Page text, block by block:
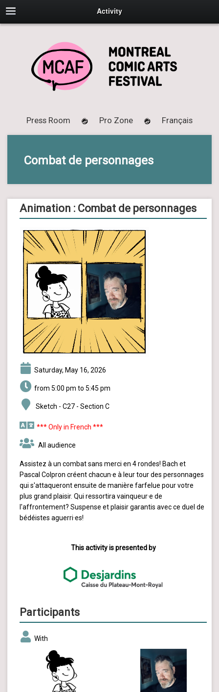
Activity
Press Room Pro Zone Français
Combat de personnages
Animation : Combat de personnages
Saturday, May 16, 2026
from 5:00 pm to 5:45 pm
Sketch - C27 - Section C
*** Only in French ***
All audience
Assistez à un combat sans merci en 4 rondes! Bach et
Pascal Colpron créent chacun·e à leur tour des personnages
qui s'attaqueront ensuite de manière farfelue pour votre
plus grand plaisir. Qui ressortira vainqueur·e de
l'affrontement? Suspense et plaisir garantis avec ce duel de
bédéistes aguerri·es!
This activity is presented by
Participants
With